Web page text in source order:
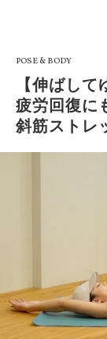
POSE & BODY
【伸ばし
疲労回復に
斜筋ストレ